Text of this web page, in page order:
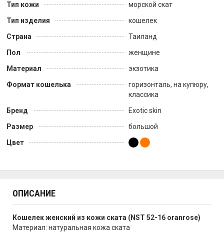
Тип кожи
морской скат
Тип изделия
кошелек
Страна
Таиланд
Пол
женщине
Материал
экзотика
Формат кошелька
горизонталь, на купюру,
классика
Бренд
Exotic skin
Размер
большой
Цвет
ОПИСАНИЕ
Кошелек женский из кожи ската (NST 52-16 oranrose)
Материал: натуральная кожа ската